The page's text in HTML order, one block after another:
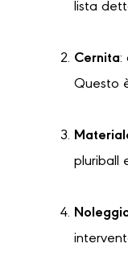
lista
Cernita:
Questo
pluriball